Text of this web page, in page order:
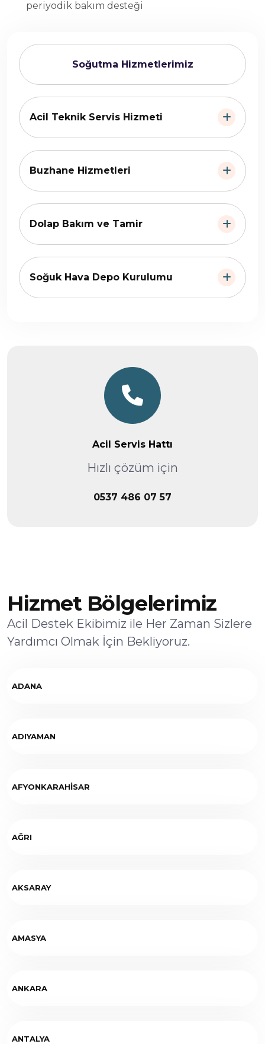
Soğutma Hizmetlerimiz
Acil Teknik Servis Hizmeti
Buzhane Hizmetleri
Dolap Bakım ve Tamir
Soğuk Hava Depo Kurulumu
Acil Servis Hattı
Hızlı çözüm için
0537 486 07 57
periyodik bakım desteği
Hizmet Bölgelerimiz
Acil Destek Ekibimiz ile Her Zaman Sizlere
Yardımcı Olmak İçin Bekliyoruz.
ADANA
ADIYAMAN
AFYONKARAHİSAR
AĞRI
AKSARAY
AMASYA
ANKARA
ANTALYA